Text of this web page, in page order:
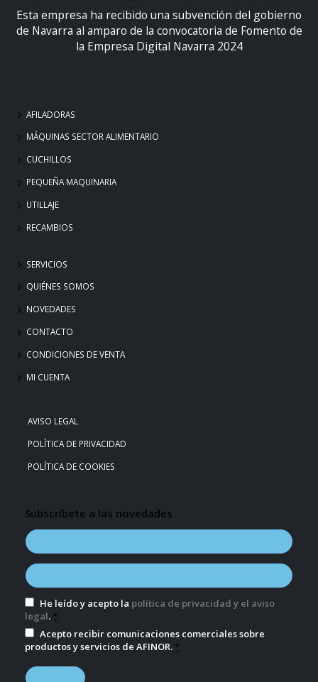
Esta empresa ha recibido una subvención del gobierno
de Navarra al amparo de la convocatoria de Fomento de
la Empresa Digital Navarra 2024
AFILADORAS
MÁQUINAS SECTOR ALIMENTARIO
CUCHILLOS
PEQUEÑA MAQUINARIA
UTILLAJE
RECAMBIOS
SERVICIOS
QUIÉNES SOMOS
NOVEDADES
CONTACTO
CONDICIONES DE VENTA
MI CUENTA
AVISO LEGAL
POLÍTICA DE PRIVACIDAD
POLÍTICA DE COOKIES
Subscríbete a las novedades
He leído y acepto la política de privacidad y el aviso
legal. *
Acepto recibir comunicaciones comerciales sobre
productos y servicios de AFINOR. *